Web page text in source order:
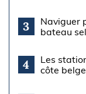
3
Naviguer
bateau
4
Les
côte belge